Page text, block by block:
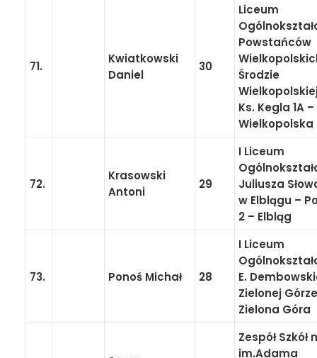
71.
Kwiatkowski
Daniel
30
Liceum
Powstańców
Środzie
Ks. Kegla 1A
Wielkopolska
72.
Krasowski
Antoni
29
I Liceum
Juliusza
w Elblągu –
2 – Elbląg
73. Ponoś Michał 28
I Liceum
E.
Zielonej
Zielona Góra
Zespół Szkół
im.Adama